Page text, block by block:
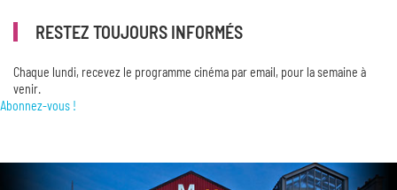
RESTEZ TOUJOURS INFORMÉS
Chaque lundi, recevez le programme cinéma par email, pour la semaine à
venir.
Abonnez-vous !